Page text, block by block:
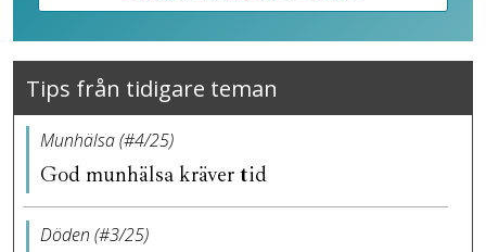
Tips från tidigare teman
Munhälsa (#4/25)
God munhälsa kräver tid
Döden (#3/25)